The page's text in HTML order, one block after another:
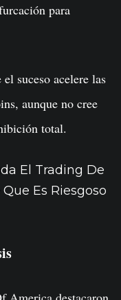
para
suceso acelere las
aunque no cree
total.
El Trading De
Es Riesgoso